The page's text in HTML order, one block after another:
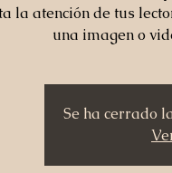
la atención de tus
una imagen o
Se ha cerrado